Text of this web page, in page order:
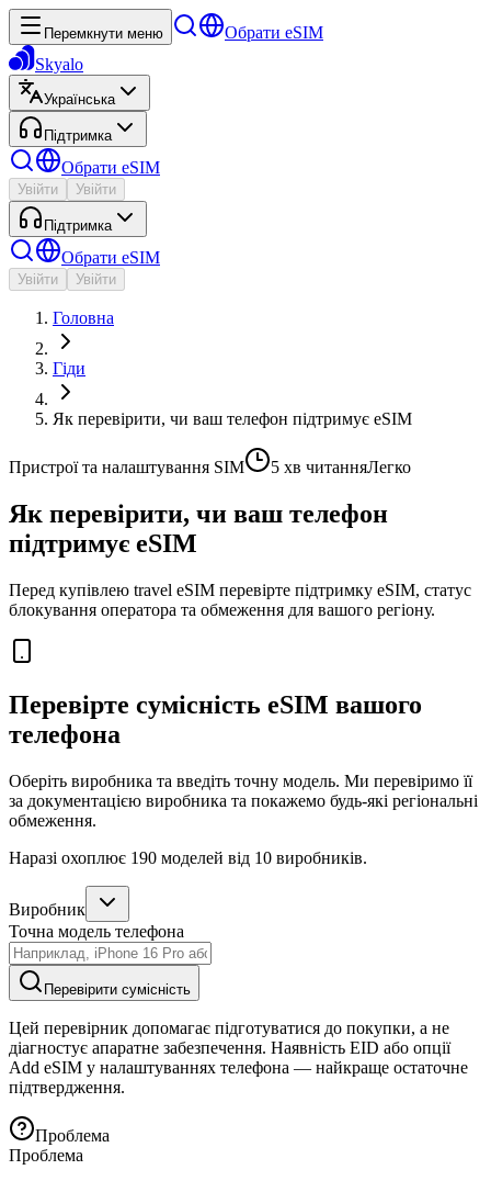
Перемкнути меню
Обрати eSIM
Skyalo
Українська
Підтримка
Обрати eSIM
Увійти Увійти
Підтримка
Обрати eSIM
Увійти Увійти
Головна
Гіди
Як перевірити, чи ваш телефон підтримує eSIM
Пристрої та налаштування SIM 5 хв читанняЛегко
Як перевірити, чи ваш телефон
підтримує eSIM
Перед купівлею travel eSIM перевірте підтримку eSIM, статус
блокування оператора та обмеження для вашого регіону.
Перевірте сумісність eSIM вашого
телефона
Оберіть виробника та введіть точну модель. Ми перевіримо її
за документацією виробника та покажемо будь-які регіональні
обмеження.
Наразі охоплює 190 моделей від 10 виробників.
Виробник
Точна модель телефона
Перевірити сумісність
Цей перевірник допомагає підготуватися до покупки, а не
діагностує апаратне забезпечення. Наявність EID або опції
Add eSIM у налаштуваннях телефона — найкраще остаточне
підтвердження.
Проблема
Проблема